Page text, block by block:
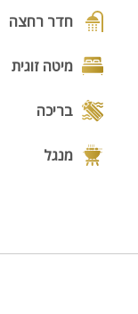
חדר רחצה
מיטה זוגית
בריכה
מנגל